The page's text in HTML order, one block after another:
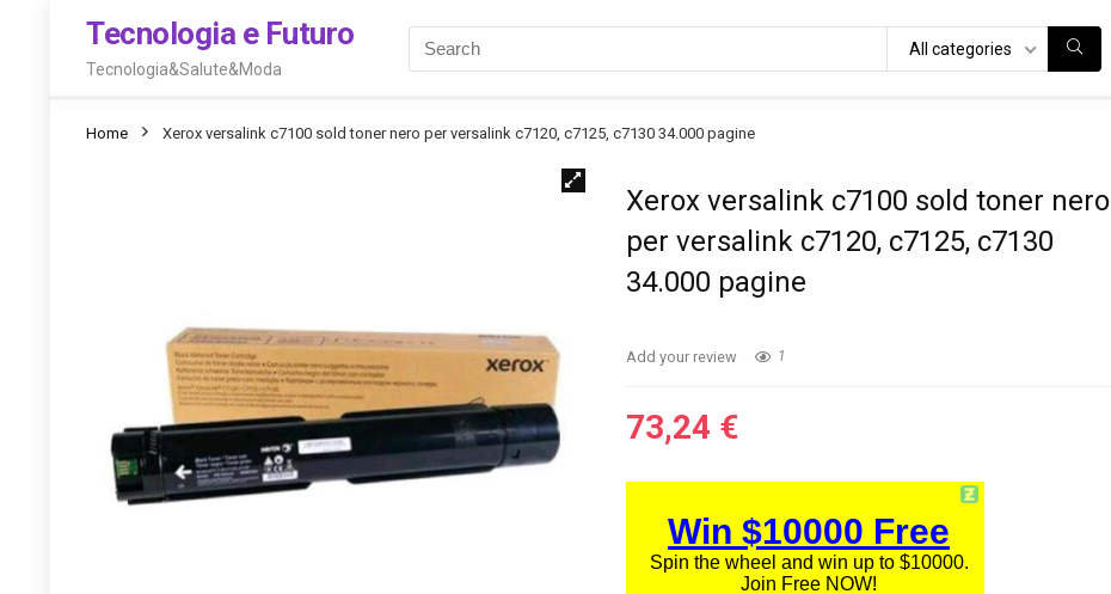
Tecnologia e Futuro
Tecnologia&Salute&Moda
All categories
Home Xerox versalink c7100 sold toner nero per versalink c7120, c7125, c7130 34.000 pagine
Xerox versalink c7100 sold toner nero
per versalink c7120, c7125, c7130
34.000 pagine
Add your review 1
73,24 €